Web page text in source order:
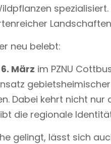
neu belebt:
6. März im PZNU
Dabei kehrt nicht nur
die regionale
gelingt, lässt sich